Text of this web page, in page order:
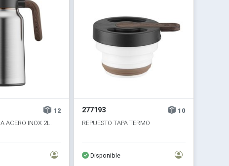
12
ACERO INOX 2L.
277193
10
REPUESTO TAPA TERMO
Disponible